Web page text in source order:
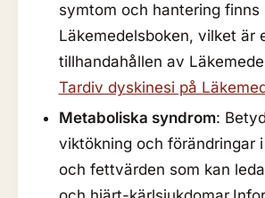
symtom och hantering finns
Läkemedelsboken, vilket är
tillhandahållen av
Tardiv dyskinesi på
Metaboliska syndrom:
viktökning och förändringar
och fettvärden som kan